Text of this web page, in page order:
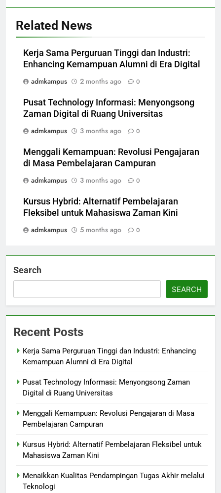
Related News
Kerja Sama Perguruan Tinggi dan Industri:
Enhancing Kemampuan Alumni di Era Digital
admkampus
2 months ago 0
Pusat Technology Informasi: Menyongsong
Zaman Digital di Ruang Universitas
admkampus
3 months ago 0
Menggali Kemampuan: Revolusi Pengajaran
di Masa Pembelajaran Campuran
admkampus
3 months ago 0
Kursus Hybrid: Alternatif Pembelajaran
Fleksibel untuk Mahasiswa Zaman Kini
admkampus
5 months ago 0
Search
SEARCH
Recent Posts
Kerja Sama Perguruan Tinggi dan Industri: Enhancing
Kemampuan Alumni di Era Digital
Pusat Technology Informasi: Menyongsong Zaman
Digital di Ruang Universitas
Menggali Kemampuan: Revolusi Pengajaran di Masa
Pembelajaran Campuran
Kursus Hybrid: Alternatif Pembelajaran Fleksibel untuk
Mahasiswa Zaman Kini
Menaikkan Kualitas Pendampingan Tugas Akhir melalui
Teknologi